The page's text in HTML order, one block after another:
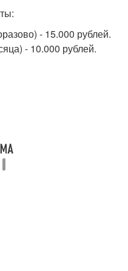
- 15.000 рублей.
- 10.000 рублей.